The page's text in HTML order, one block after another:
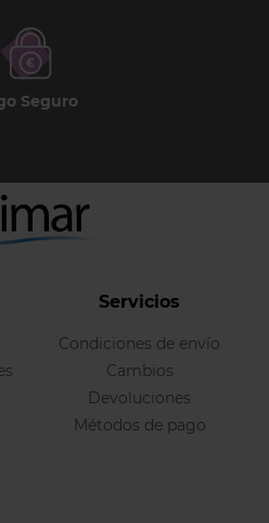
Seguro
Servicios
Condiciones de envío
Cambios
Devoluciones
Métodos de pago